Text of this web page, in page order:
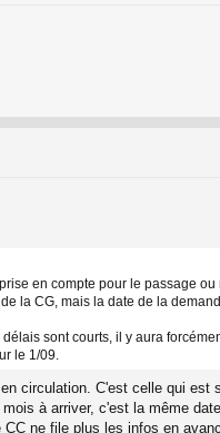
en compte pour le passage
la CG, mais la date de la
sont courts, il y aura
le 1/09.
circulation. C'est celle qui est
à arriver, c'est la même
CC ne file plus les infos en